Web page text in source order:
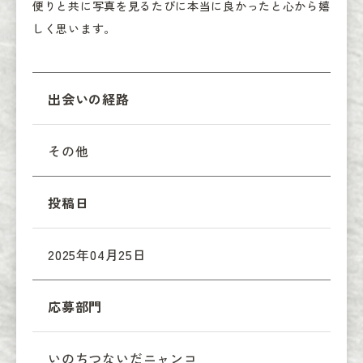
便りと共に写真を見るたびに本当に良かったと心から嬉
しく思います。
出会いの経路
その他
投稿日
2025年04月25日
応募部門
いのちつないだニャンコ